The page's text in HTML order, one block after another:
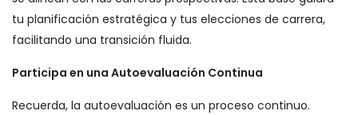
tu planificación estratégica y tus elecciones de carrera,
facilitando una transición fluida.
Participa en una Autoevaluación Continua
Recuerda, la autoevaluación es un proceso continuo.